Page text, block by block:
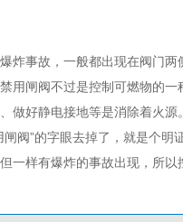
炸事故，一般都出现在阀门
用闸阀不过是控制可燃物的
做好静电接地等是消除着火源。
阀”的字眼去掉了，就是个明
一样有爆炸的事故出现，所